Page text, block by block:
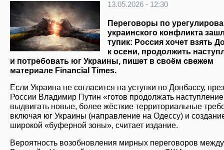
13.05.2026 - 12:30
Переговоры по
украинского конфликта
тупик: Россия хочет взять
к осени, продолжить
и потребовать юг Украины, пишет в своём свежем
материале Financial Times.
Если Украина не согласится на уступки по Донбассу,
России Владимир Путин «готов продолжать
выдвигать новые, более жёсткие территориальные
включая юг Украины (направление на Одессу) и
широкой «буферной зоны», считает издание.
Вероятность возобновления мирных переговоров между